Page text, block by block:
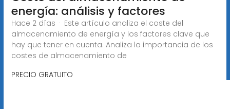
energía: análisis y factores
Hace 2 días · Este artículo analiza el coste del
almacenamiento de energía y los factores clave que
hay que tener en cuenta. Analiza la importancia de los
costes de almacenamiento de
PRECIO GRATUITO